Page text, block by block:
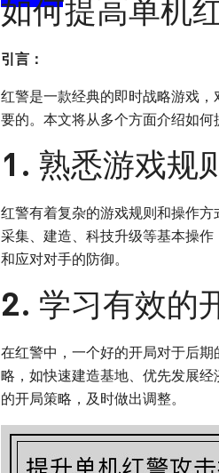
如何提高单机
引言：
红警是一款经典的即时战略游戏
要的。本文将从多个方面介绍如何
1. 熟悉游戏规
红警有着复杂的游戏规则和操作
采集、建造、科技升级等基本操
和应对对手的防御。
2. 学习有效的
在红警中，一个好的开局对于后
略，如快速建造基地、优先发展
的开局策略，及时做出调整。